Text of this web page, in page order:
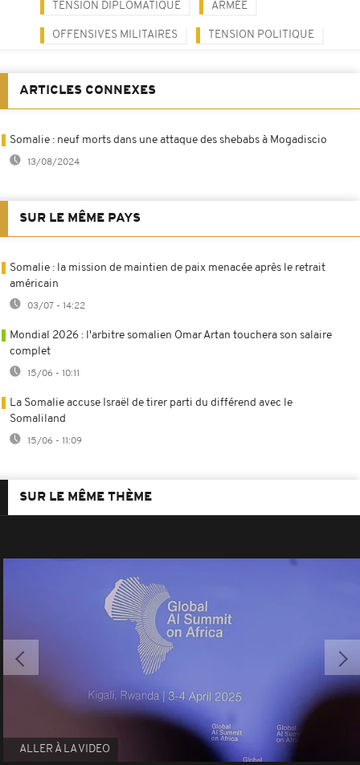
TENSION DIPLOMATIQUE ARMÉE
OFFENSIVES MILITAIRES TENSION POLITIQUE
ARTICLES CONNEXES
Somalie : neuf morts dans une attaque des shebabs à Mogadiscio
13/08/2024
SUR LE MÊME PAYS
Somalie : la mission de maintien de paix menacée après le retrait
américain
03/07 - 14:22
Mondial 2026 : l'arbitre somalien Omar Artan touchera son salaire
complet
15/06 - 10:11
La Somalie accuse Israël de tirer parti du différend avec le
Somaliland
15/06 - 11:09
SUR LE MÊME THÈME
ALLER À LA VIDEO